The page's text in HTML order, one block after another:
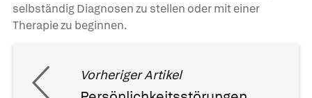
selbständig Diagnosen zu stellen oder mit einer
Therapie zu beginnen.
Vorheriger Artikel